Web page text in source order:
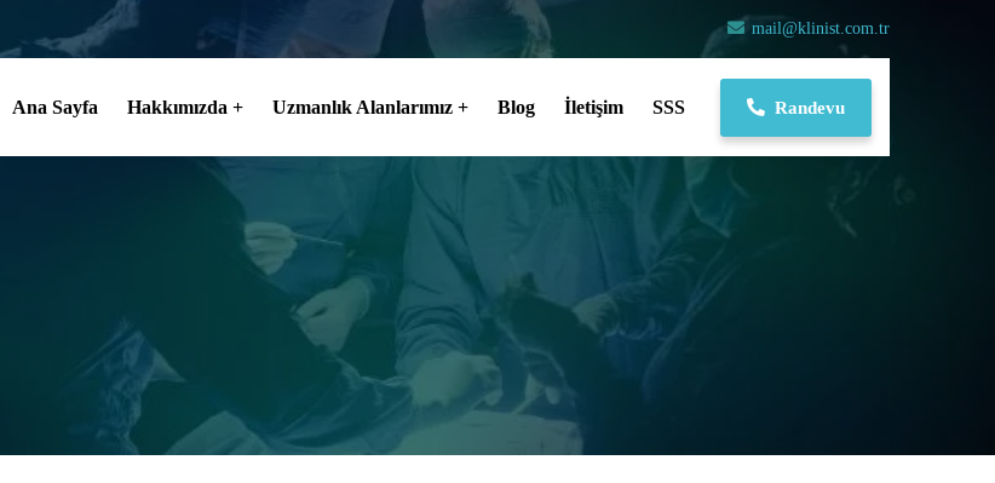
mail@klinist.com.tr
Ana Sayfa Hakkımızda Uzmanlık Alanlarımız Blog İletişim SSS Randevu